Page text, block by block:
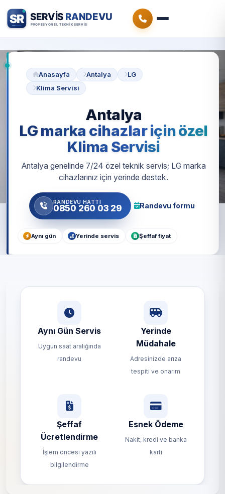
Anasayfa Antalya
LG
Klima Servisi
Antalya
LG marka cihazlar için özel
Klima Servisi
Antalya genelinde 7/24 özel teknik servis; LG marka
cihazlarınız için yerinde destek.
RANDEVU HATTI
0850 260 03 29 Randevu formu
Aynı gün Yerinde servis Şeffaf fiyat
Aynı Gün Servis
Uygun saat aralığında
randevu
Yerinde
Müdahale
Adresinizde arıza
tespiti ve onarım
Şeffaf
Ücretlendirme
İşlem öncesi yazılı
bilgilendirme
Esnek Ödeme
Nakit, kredi ve banka
kartı